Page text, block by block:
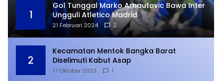
1
Gol Tunggal Marko Arnautovic Bawa Inter
Ungguli Atletico Madrid
21 Februari 2024 2
2
Kecamatan Mentok Bangka Barat
Diselimuti Kabut Asap
17 Oktober 2023 1